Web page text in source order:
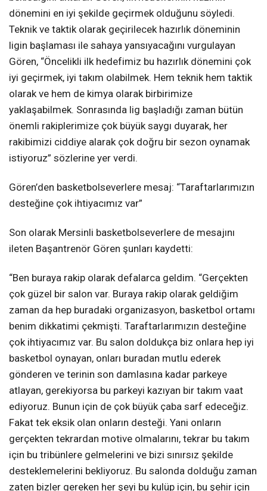
dönemini en iyi şekilde geçirmek olduğunu söyledi.
Teknik ve taktik olarak geçirilecek hazırlık döneminin
ligin başlaması ile sahaya yansıyacağını vurgulayan
Gören, “Öncelikli ilk hedefimiz bu hazırlık dönemini çok
iyi geçirmek, iyi takım olabilmek. Hem teknik hem taktik
olarak ve hem de kimya olarak birbirimize
yaklaşabilmek. Sonrasında lig başladığı zaman bütün
önemli rakiplerimize çok büyük saygı duyarak, her
rakibimizi ciddiye alarak çok doğru bir sezon oynamak
istiyoruz” sözlerine yer verdi.
Gören’den basketbolseverlere mesaj: “Taraftarlarımızın
desteğine çok ihtiyacımız var”
Son olarak Mersinli basketbolseverlere de mesajını
ileten Başantrenör Gören şunları kaydetti:
“Ben buraya rakip olarak defalarca geldim. “Gerçekten
çok güzel bir salon var. Buraya rakip olarak geldiğim
zaman da hep buradaki organizasyon, basketbol ortamı
benim dikkatimi çekmişti. Taraftarlarımızın desteğine
çok ihtiyacımız var. Bu salon doldukça biz onlara hep iyi
basketbol oynayan, onları buradan mutlu ederek
gönderen ve terinin son damlasına kadar parkeye
atlayan, gerekiyorsa bu parkeyi kazıyan bir takım vaat
ediyoruz. Bunun için de çok büyük çaba sarf edeceğiz.
Fakat tek eksik olan onların desteği. Yani onların
gerçekten tekrardan motive olmalarını, tekrar bu takım
için bu tribünlere gelmelerini ve bizi sınırsız şekilde
desteklemelerini bekliyoruz. Bu salonda dolduğu zaman
zaten bizler gereken her şeyi bu kulüp için, bu şehir için